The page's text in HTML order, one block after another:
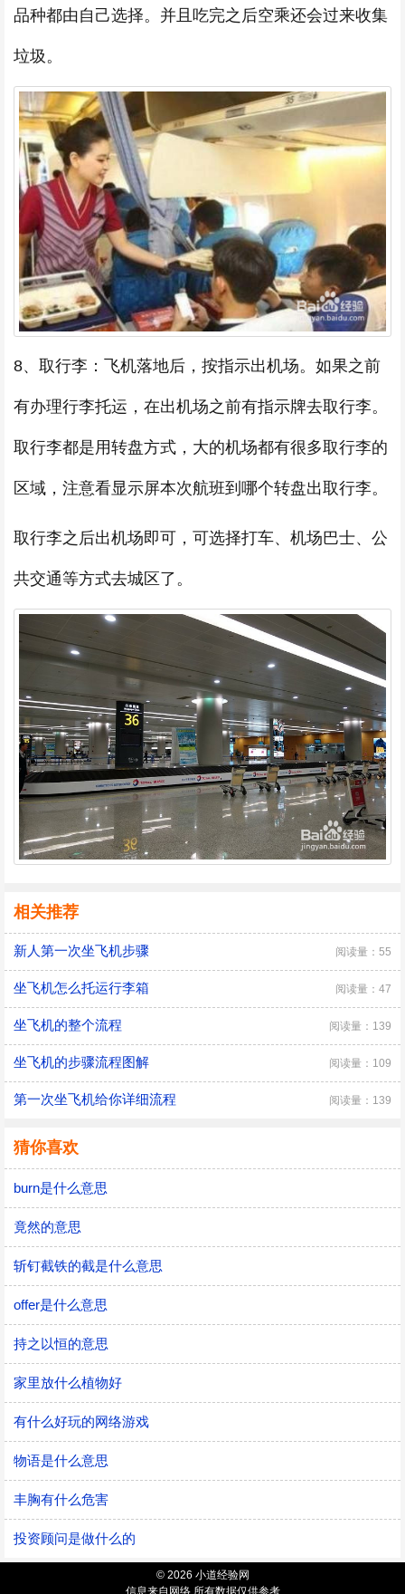
品种都由自己选择。并且吃完之后空乘还会过来收集
垃圾。
8、取行李：飞机落地后，按指示出机场。如果之前
有办理行李托运，在出机场之前有指示牌去取行李。
取行李都是用转盘方式，大的机场都有很多取行李的
区域，注意看显示屏本次航班到哪个转盘出取行李。
取行李之后出机场即可，可选择打车、机场巴士、公
共交通等方式去城区了。
相关推荐
新人第一次坐飞机步骤 阅读量：55
坐飞机怎么托运行李箱 阅读量：47
坐飞机的整个流程 阅读量：139
坐飞机的步骤流程图解 阅读量：109
第一次坐飞机给你详细流程 阅读量：139
猜你喜欢
burn是什么意思
竟然的意思
斩钉截铁的截是什么意思
offer是什么意思
持之以恒的意思
家里放什么植物好
有什么好玩的网络游戏
物语是什么意思
丰胸有什么危害
投资顾问是做什么的
© 2026 小道经验网
信息来自网络 所有数据仅供参考